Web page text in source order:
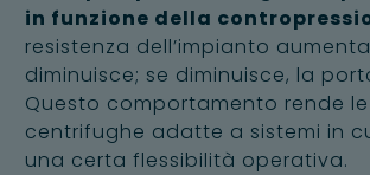
in funzione della
resistenza dell’impianto
diminuisce; se diminuisce, la
Questo comportamento rende
centrifughe adatte a sistemi in
una certa flessibilità operativa.